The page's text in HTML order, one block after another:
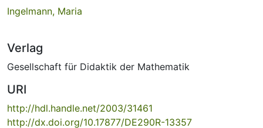
Ingelmann, Maria
Verlag
Gesellschaft für Didaktik der Mathematik
URI
http://hdl.handle.net/2003/31461
http://dx.doi.org/10.17877/DE290R-13357